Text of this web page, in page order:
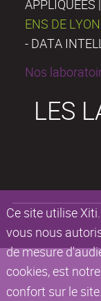
Ce site utilise
vous nous
de mesure
cookies, est
confort sur le site.
APPLIQUÉES |
ENS DE LYON
- DATA
Nos
LES